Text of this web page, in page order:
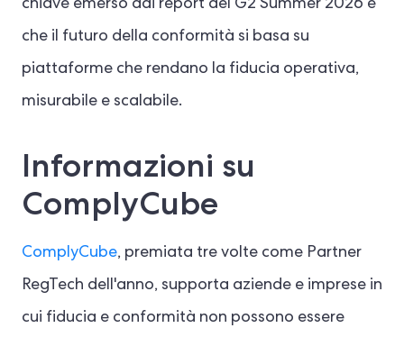
chiave emerso dai report del G2 Summer 2026 è
che il futuro della conformità si basa su
piattaforme che rendano la fiducia operativa,
misurabile e scalabile.
Informazioni su
ComplyCube
ComplyCube, premiata tre volte come Partner
RegTech dell'anno, supporta aziende e imprese in
cui fiducia e conformità non possono essere